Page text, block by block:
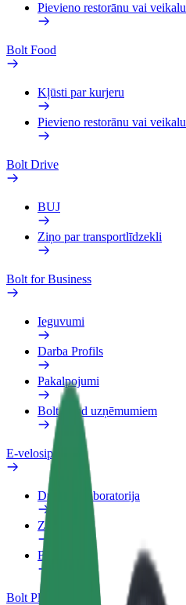
Pievieno restorānu vai veikalu
Bolt Food
Kļūsti par kurjeru
Pievieno restorānu vai veikalu
Bolt Drive
BUJ
Ziņo par transportlīdzekli
Bolt for Business
Ieguvumi
Darba Profils
Pakalpojumi
Bolt Food uzņēmumiem
E-velosipēdi
Drošības laboratorija
Ziņot
BUJ
Bolt Plus